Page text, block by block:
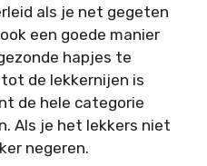
als je net gegeten
een goede manier
hapjes te
de lekkernijen is
de hele categorie
Als je het lekkers niet
negeren.